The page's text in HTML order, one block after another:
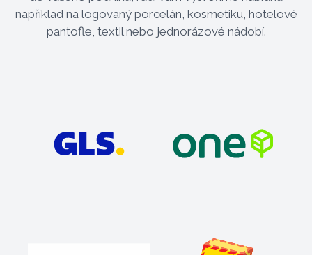
například na logovaný porcelán, kosmetiku, hotelové
pantofle, textil nebo jednorázové nádobí.